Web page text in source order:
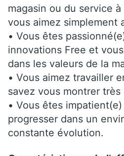
magasin ou du service
vous aimez simplement
• Vous êtes
innovations Free et
dans les valeurs de la
• Vous aimez travailler
savez vous montrer très
• Vous êtes
progresser dans un
constante évolution.